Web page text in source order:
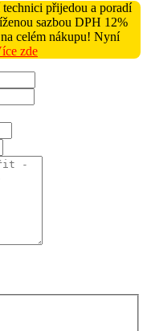
přijedou a poradí
sazbou DPH 12%
celém nákupu! Nyní
zde